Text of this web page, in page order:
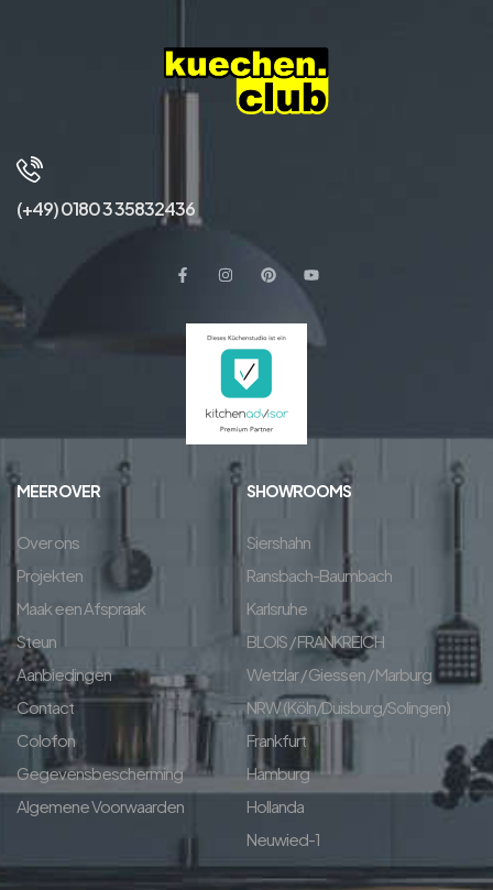
(+49) 0180 3 35832436
MEER OVER
Over ons
Projekten
Maak een Afspraak
Steun
Aanbiedingen
Contact
Colofon
Gegevensbescherming
Algemene Voorwaarden
SHOWROOMS
Siershahn
Ransbach-Baumbach
Karlsruhe
BLOIS / FRANKREICH
Wetzlar / Giessen / Marburg
NRW (Köln/Duisburg/Solingen)
Frankfurt
Hamburg
Hollanda
Neuwied-1